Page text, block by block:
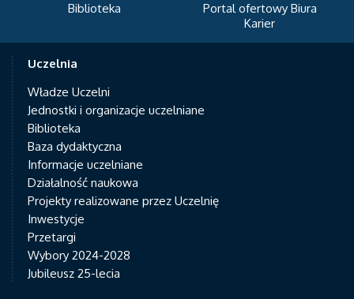
Biblioteka
Portal ofertowy Biura
Karier
Uczelnia
Władze Uczelni
Jednostki i organizacje uczelniane
Biblioteka
Baza dydaktyczna
Informacje uczelniane
Działalność naukowa
Projekty realizowane przez Uczelnię
Inwestycje
Przetargi
Wybory 2024-2028
Jubileusz 25-lecia